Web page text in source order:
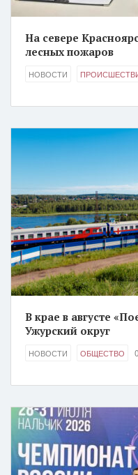
На севере
лесных пожаров
НОВОСТИ
В крае в августе
Ужурский округ
НОВОСТИ ОБЩЕСТВО